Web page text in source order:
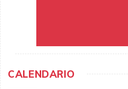
CALENDARIO